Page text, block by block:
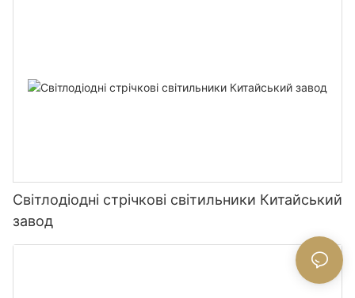
Світлодіодні стрічкові світильники Китайський
завод